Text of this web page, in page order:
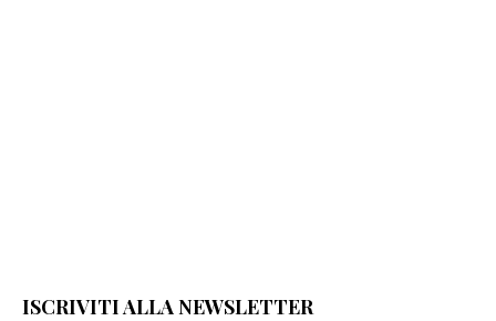
ISCRIVITI ALLA NEWSLETTER